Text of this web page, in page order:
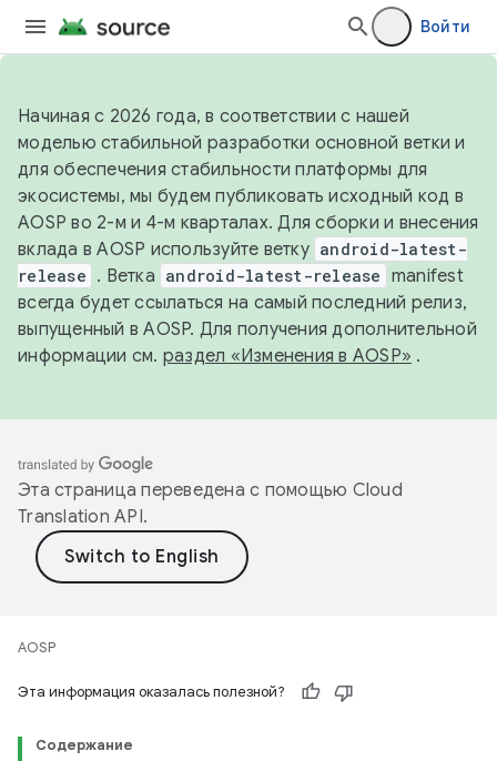
Войти
Начиная с 2026 года, в соответствии с нашей
моделью стабильной разработки основной ветки и
для обеспечения стабильности платформы для
экосистемы, мы будем публиковать исходный код в
AOSP во 2-м и 4-м кварталах. Для сборки и внесения
вклада в AOSP используйте ветку android-latest-
release . Ветка android-latest-release manifest
всегда будет ссылаться на самый последний релиз,
выпущенный в AOSP. Для получения дополнительной
информации см. раздел «Изменения в AOSP» .
Эта страница переведена с помощью Cloud
Translation API.
AOSP
Эта информация оказалась полезной?
Содержание